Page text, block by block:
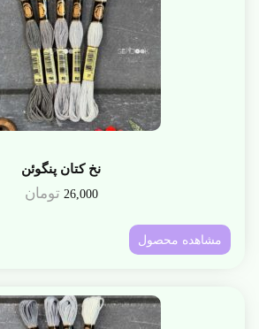
نخ کتان پنگوئن
26,000 تومان
مشاهده محصول